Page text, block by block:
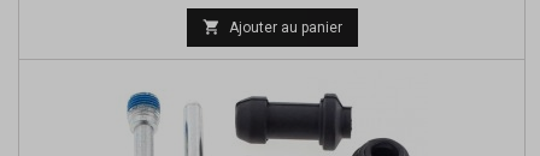
base
 Ajouter au panier